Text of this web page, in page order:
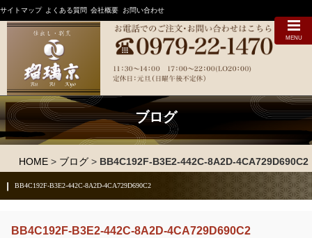
MENU
サイトマップ よくある質問 会社概要 お問い合わせ
ブログ
HOME > ブログ > BB4C192F-B3E2-442C-8A2D-4CA729D690C2
BB4C192F-B3E2-442C-8A2D-4CA729D690C2
BB4C192F-B3E2-442C-8A2D-4CA729D690C2